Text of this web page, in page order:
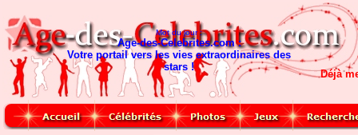
Mot du jour :
Age-des-Celebrites.com :
Votre portail vers les vies extraordinaires des
stars !
Déjà